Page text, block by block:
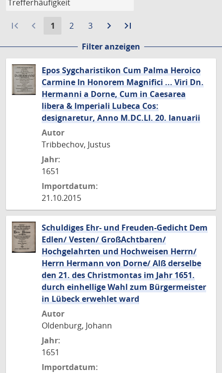
first_page navigate_before
Aktuelle
1
Gehe
Seite
2
Gehe
Seite
3 navigate_next
Zur
Seite
last_page
Seite
Filter anzeigen
Epos Sygcharistikon Cum Palma Heroico
Carmine In Honorem Magnifici ... Viri Dn.
Hermanni a Dorne, Cum in Caesarea
libera & Imperiali Lubeca Cos:
designaretur, Anno M.DC.LI. 20. Ianuarii
Autor
Tribbechov, Justus
Jahr:
1651
Importdatum:
21.10.2015
Schuldiges Ehr- und Freuden-Gedicht Dem
Edlen/ Vesten/ GroßAchtbaren/
Hochgelahrten und Hochweisen Herrn/
Herrn Hermann von Dorne/ Alß derselbe
den 21. des Christmontas im Jahr 1651.
durch einhellige Wahl zum Bürgermeister
in Lübeck erwehlet ward
Autor
Oldenburg, Johann
Jahr:
1651
Importdatum: